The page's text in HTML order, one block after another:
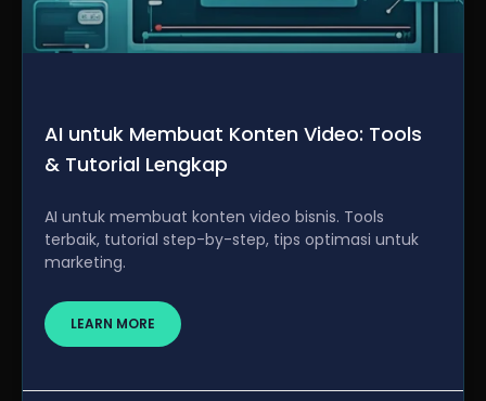
AI untuk Membuat Konten Video: Tools
& Tutorial Lengkap
AI untuk membuat konten video bisnis. Tools
terbaik, tutorial step-by-step, tips optimasi untuk
marketing.
LEARN MORE